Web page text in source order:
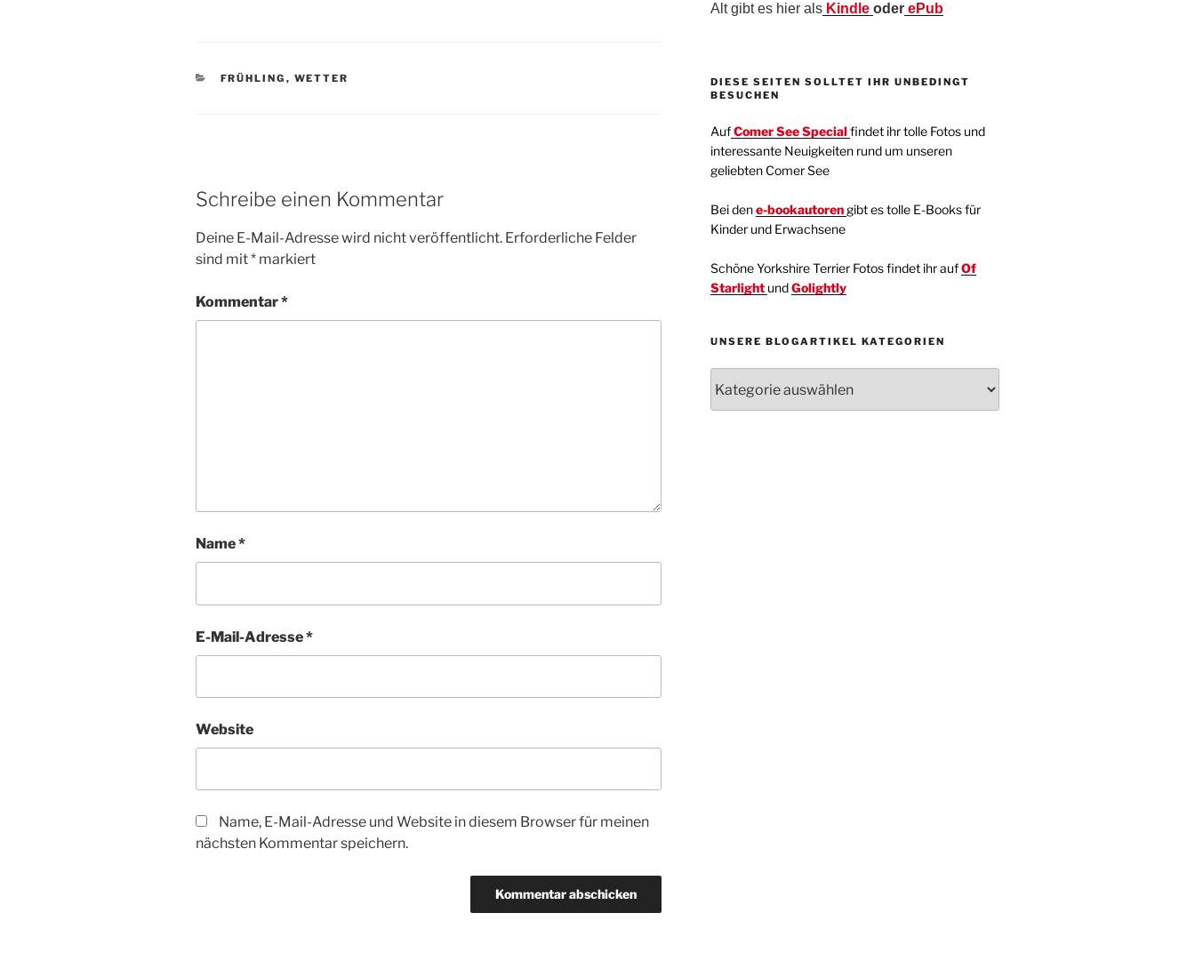
KATEGORIEN
FRÜHLING , WETTER
Schreibe einen Kommentar
Deine E-Mail-Adresse wird nicht veröffentlicht. Erforderliche Felder
sind mit* markiert
Kommentar*
Name*
E-Mail-Adresse*
Website
Name, E-Mail-Adresse und Website in diesem Browser für meinen
nächsten Kommentar speichern.
Alt gibt es hier alsKindle oder ePub
DIESE SEITEN SOLLTET IHR UNBEDINGT
BESUCHEN
AufComer See Specialfindet ihr tolle Fotos und
interessante Neuigkeiten rund um unseren
geliebten Comer See
Bei den e-bookautoren gibt es tolle E-Books für
Kinder und Erwachsene
Schöne Yorkshire Terrier Fotos findet ihr aufOf
Starlight undGolightly
UNSERE BLOGARTIKEL KATEGORIEN
Blogartikel
Kategorien